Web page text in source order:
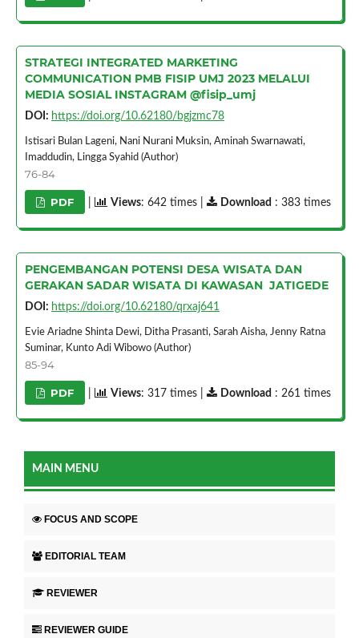
STRATEGI INTEGRATED MARKETING
COMMUNICATION PMB FISIP UMJ 2023 MELALUI
MEDIA SOSIAL INSTAGRAM @fisip_umj
DOI: https://doi.org/10.62180/bgjzmc78
Istisari Bulan Lageni, Nani Nurani Muksin, Aminah Swarnawati,
Imaddudin, Lingga Syahid (Author)
76-84
PDF Views: 642 times | Download : 383 times
PENGEMBANGAN POTENSI DESA WISATA DAN
GERAKAN SADAR WISATA DI KAWASAN JATIGEDE
DOI: https://doi.org/10.62180/qrxaj641
Evie Ariadne Shinta Dewi, Ditha Prasanti, Sarah Aisha, Jenny Ratna
Suminar, Kunto Adi Wibowo (Author)
85-94
PDF Views: 317 times | Download : 261 times
MAIN MENU
FOCUS AND SCOPE
EDITORIAL TEAM
REVIEWER
REVIEWER GUIDE